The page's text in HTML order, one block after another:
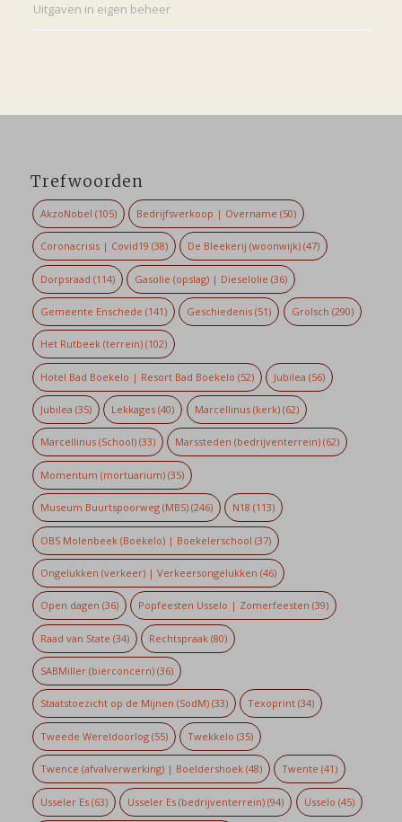
Uitgaven in eigen beheer
Trefwoorden
AkzoNobel (105) Bedrijfsverkoop | Overname (50)
Coronacrisis | Covid19 (38) De Bleekerij (woonwijk) (47)
Dorpsraad (114) Gasolie (opslag) | Dieselolie (36)
Gemeente Enschede (141) Geschiedenis (51) Grolsch (290)
Het Rutbeek (terrein)(102)
Hotel Bad Boekelo | Resort Bad Boekelo (52) Jubilea (56)
Jubilea (35) Lekkages (40) Marcellinus (kerk)(62)
Marcellinus (School)(33) Marssteden (bedrijventerrein) (62)
Momentum (mortuarium)(35)
Museum Buurtspoorweg (MBS)(246) N18 (113)
OBS Molenbeek (Boekelo) | Boekelerschool (37)
Ongelukken (verkeer) | Verkeersongelukken (46)
Open dagen (36) Popfeesten Usselo | Zomerfeesten (39)
Raad van State (34) Rechtspraak (80)
SABMiller (bierconcern)(36)
Staatstoezicht op de Mijnen (SodM)(33) Texoprint (34)
Tweede Wereldoorlog(55) Twekkelo (35)
Twence (afvalverwerking) | Boeldershoek(48) Twente (41)
Usseler Es(63) Usseler Es (bedrijventerrein) (94) Usselo (45)